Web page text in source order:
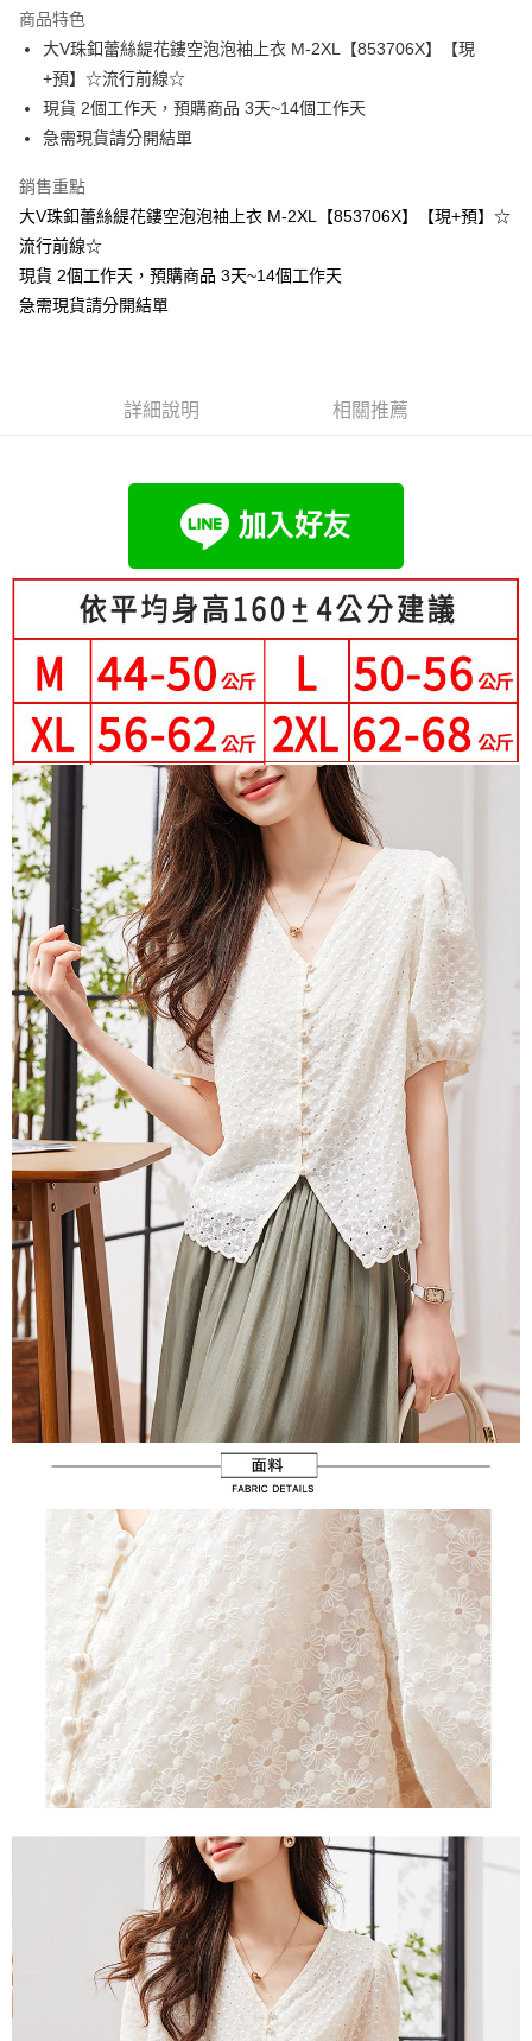
Apple Pay
街口支付
悠遊付
Google Pay
全支付
大哥付你分期
2.付款方式選擇「大哥付你分期」，訂單成立後會自動跳轉到大哥付的交易
4.訂單成立30分鐘內，如未前往確認交易或遇審核未通過，訂單將自動取
消。如遇「轉專審核」未通過狀況，表示未達大哥付你分期系統評分，恕無
1.分期款項不併入電信帳單，「大哥付你分期」於每月結算日後寄送繳費提
醒簡訊。
2.透過簡訊連結打開帳單後，可選擇「超商條碼／台灣大直營門市／銀行轉
帳／街口支付／iPASS MONEY」等通路繳費。
【注意事項】
1.本服務係由「台灣大哥大股份有限公司」（以下簡稱本公司）所提供，讓
用戶於交易時，得透過本服務購買商品或服務，並由商店將買賣／分期付款
買賣價金債權讓與本公司後，依約使用本公司帳單繳交帳款。
2.基於同意付款使用「大哥付你分期」之契約關係目的，商店將以您的個人
資料（包含姓名、電話或地址）提供予台灣大哥大進項蒐集、處理及利用，
由本公司與您本人進行分期帳單所需資料之確認、核對及更正。
3.完整用戶服務條款，請詳閱以下連結：
https://oppay.tw/userRule
１．簡單：不需註冊會員、不需綁卡、不需儲值。
２．便利：只要手機號碼，簡訊認證，即可結帳。
３．安心：先確認商品／服務後，再付款。
【「AFTEE先享後付」結帳流程】
１．於結帳方式選擇「AFTEE先享後付」後，將跳轉至「AFTEE先享後付」
結帳頁面，進行簡訊認證並確認金額後，即可完成結帳。
３．收到繳費通知簡訊後14天內，點擊此簡訊中的連結，可透過四大超商／
ATM／網路銀行／等多元方式進行付款，方視為交易完成。
※ 請注意：結帳手續完成當下不需立刻繳費，但若您需要取消訂單，請聯絡
購買商品的店家。未經商家同意取消之訂單仍視為有效，需透過AFTEE先享
後付繳納相關費用。
※ 交易是否成功請以「AFTEE先享後付 」之結帳頁面顯示為準，若有關於
是否繳費成功／繳費後需取消欲退款等相關疑問，請聯繫「AFTEE先享後付
客戶支援中心」
https://netprotections.freshdesk.com/support/home
【注意事項】
１．透過由恩沛科技股份有限公司提供之「AFTEE先享後付」服務完成之交
易，需依本服務之必要範圍內提供個人資料，並將交易相關給付款項請求債
權轉讓予恩沛科技股份有限公司。
２．關於個人資料處理事宜，請瀏覽以下網址：
https://aftee.tw/terms/#terms3
３．未成年的使用者請事先徵得法定代理人或監護人之同意方可使用
「AFTEE先享後付」，若未經同意申辦者引起之損失，本公司不負相關責
任。
４．使用「AFTEE先享後付」時，將依據個別帳號之用戶狀況，依本公司即
時審查核予不同之上限額度；若仍有額度不足之情形，本公司將視審查結果
請求用戶進行身份認證。
５．嚴禁一人註冊多個帳號或使用他人資訊註冊。若發現惡意使用之情形，
恩沛科技股份有限公司將有權停止該用戶之使用額度並採取法律行動。
「Hami Point」為中華電信所提供之點數服務，可於會員專區綁定中華電信
會員帳號後，即可在購物車使用 Hami Point 折抵消費金額 (1點等於1元)。
運送方式
全家付款取貨
每筆NT$80，滿NT$699(含以上)免運費
付款後全家取貨
每筆NT$80，滿NT$699(含以上)免運費
付款後萊爾富取貨
每筆NT$80，滿NT$699(含以上)免運費
7-11付款取貨
每筆NT$80，滿NT$699(含以上)免運費
付款後7-11取貨
每筆NT$80，滿NT$699(含以上)免運費
宅配
每筆NT$70，滿NT$699(含以上)免運費
離島-郵局寄送
每筆NT$90，滿NT$699(含以上)免運費
國家/地區配送
商品特色
大V珠釦蕾絲緹花鏤空泡泡袖上衣 M-2XL【853706X】【現
+預】☆流行前線☆
現貨 2個工作天，預購商品 3天~14個工作天
急需現貨請分開結單
銷售重點
大V珠釦蕾絲緹花鏤空泡泡袖上衣 M-2XL【853706X】【現+預】☆
流行前線☆
現貨 2個工作天，預購商品 3天~14個工作天
急需現貨請分開結單
詳細說明 相關推薦